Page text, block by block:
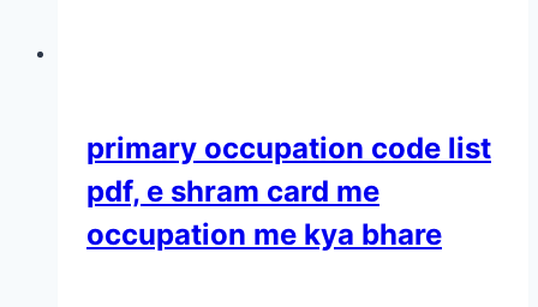
primary occupation code list
pdf, e shram card me
occupation me kya bhare